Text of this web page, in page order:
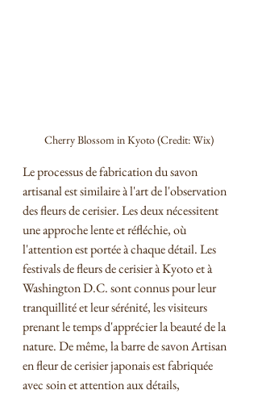
Cherry Blossom in Kyoto (Credit: Wix)
Le processus de fabrication du savon
artisanal est similaire à l'art de l'observation
des fleurs de cerisier. Les deux nécessitent
une approche lente et réfléchie, où
l'attention est portée à chaque détail. Les
festivals de fleurs de cerisier à Kyoto et à
Washington D.C. sont connus pour leur
tranquillité et leur sérénité, les visiteurs
prenant le temps d'apprécier la beauté de la
nature. De même, la barre de savon Artisan
en fleur de cerisier japonais est fabriquée
avec soin et attention aux détails,